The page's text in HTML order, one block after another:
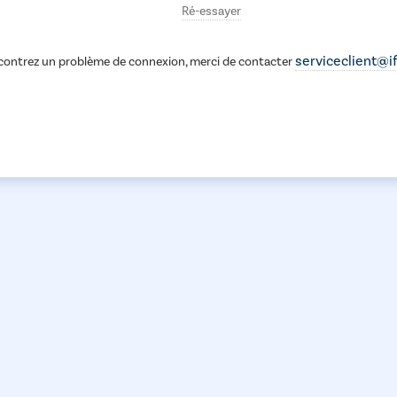
Ré-essayer
un problème de connexion, merci de contacter